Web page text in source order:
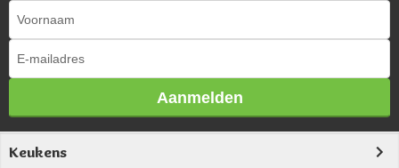
Aanmelden
Keukens